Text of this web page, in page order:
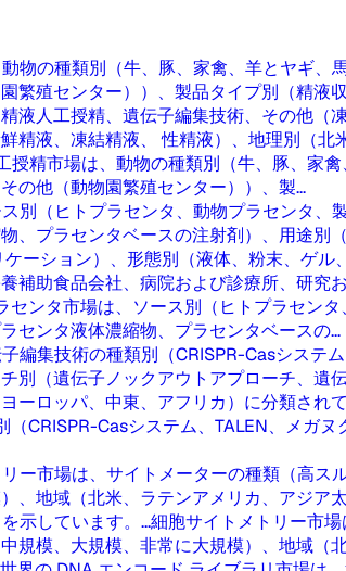
物の種類別（牛、豚、家禽、羊とヤギ、
繁殖センター））、製品タイプ別（精
液人工授精、遺伝子編集技術、その他
精液、凍結精液、 性精液）、地理別（
授精市場は、動物の種類別（牛、豚、家
の他（動物園繁殖センター））、製...
別（ヒトプラセンタ、動物プラセンタ
、プラセンタベースの注射剤）、用途
ーション）、形態別（液体、粉末、ゲ
補助食品会社、病院および診療所、研
センタ市場は、ソース別（ヒトプラセン
センタ液体濃縮物、プラセンタベースの...
編集技術の種類別（CRISPR-Casシステ
別（遺伝子ノックアウトアプローチ、
ーロッパ、中東、アフリカ）に分類さ
CRISPR-Casシステム、TALEN、メガ
ー市場は、サイトメーターの種類（高
、地域（北米、ラテンアメリカ、アジ
示しています。...細胞サイトメトリー市
規模、大規模、非常に大規模）、地域（